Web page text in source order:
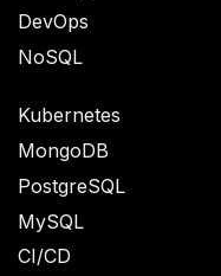
DevOps
NoSQL
Kubernetes
MongoDB
PostgreSQL
MySQL
CI/CD